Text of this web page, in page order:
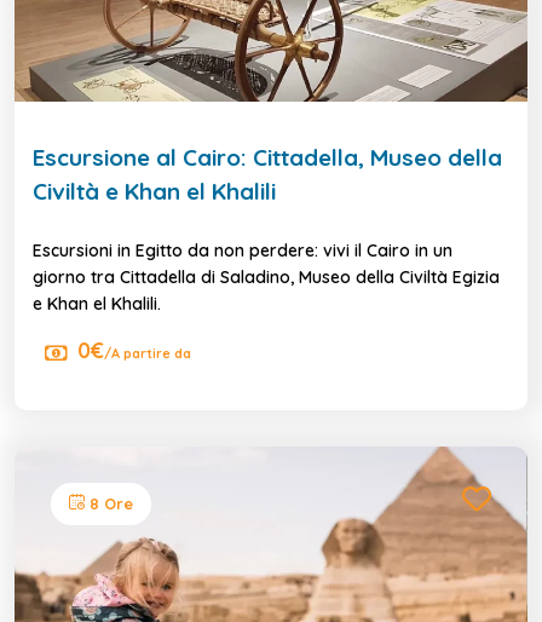
Escursione al Cairo: Cittadella, Museo della
Civiltà e Khan el Khalili
Escursioni in Egitto da non perdere: vivi il Cairo in un
giorno tra Cittadella di Saladino, Museo della Civiltà Egizia
e Khan el Khalili.
0€/A partire da
8 Ore